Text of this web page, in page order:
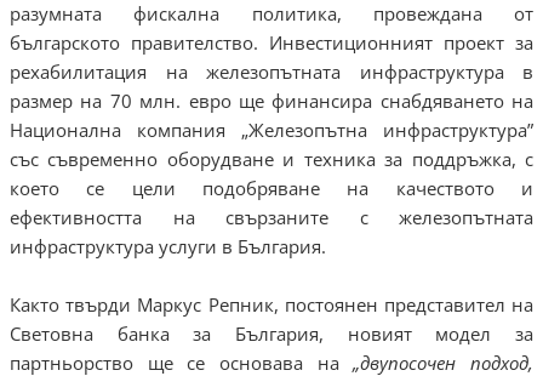
разумната фискална политика, провеждана от
българското правителство. Инвестиционният проект за
рехабилитация на железопътната инфраструктура в
размер на 70 млн. евро ще финансира снабдяването на
Национална компания „Железопътна инфраструктура”
със съвременно оборудване и техника за поддръжка, с
което се цели подобряване на качеството и
ефективността на свързаните с железопътната
инфраструктура услуги в България.
Както твърди Маркус Репник, постоянен представител на
Световна банка за България, новият модел за
партньорство ще се основава на„двупосочен подход,